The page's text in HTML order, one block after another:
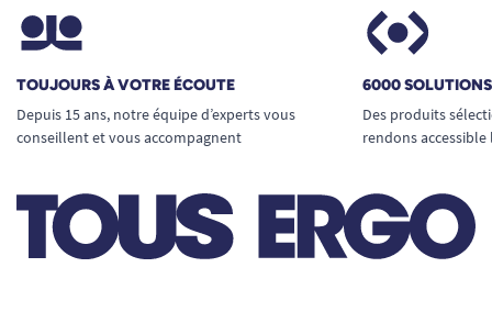
TOUJOURS À VOTRE ÉCOUTE
Depuis 15 ans, notre équipe d’experts vous
conseillent et vous accompagnent
6000
Des produits
rendons